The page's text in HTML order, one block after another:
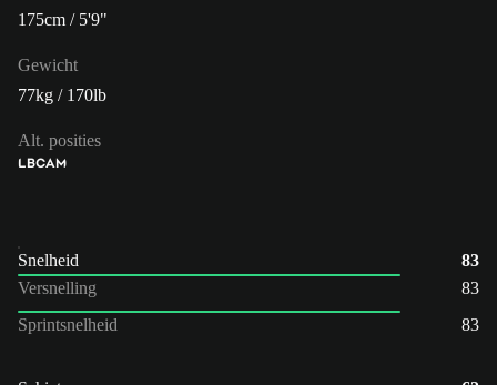
175cm / 5'9"
Gewicht
77kg / 170lb
Alt. posities
LBCAM
Snelheid
83
Versnelling
83
Sprintsnelheid
83